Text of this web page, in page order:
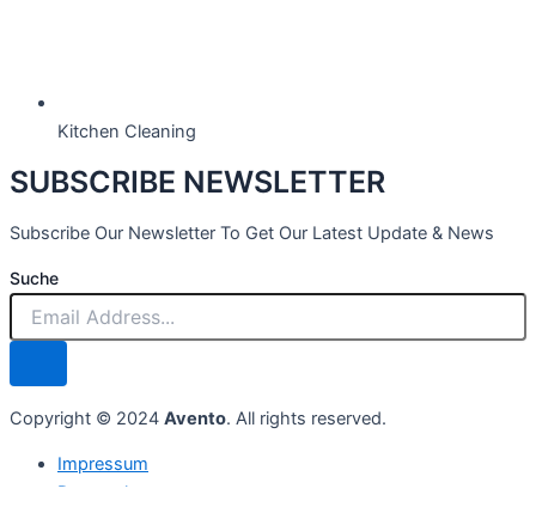
Kitchen Cleaning
SUBSCRIBE NEWSLETTER
Subscribe Our Newsletter To Get Our Latest Update & News
Suche
Copyright © 2024 Avento. All rights reserved.
Impressum
Datenschutz